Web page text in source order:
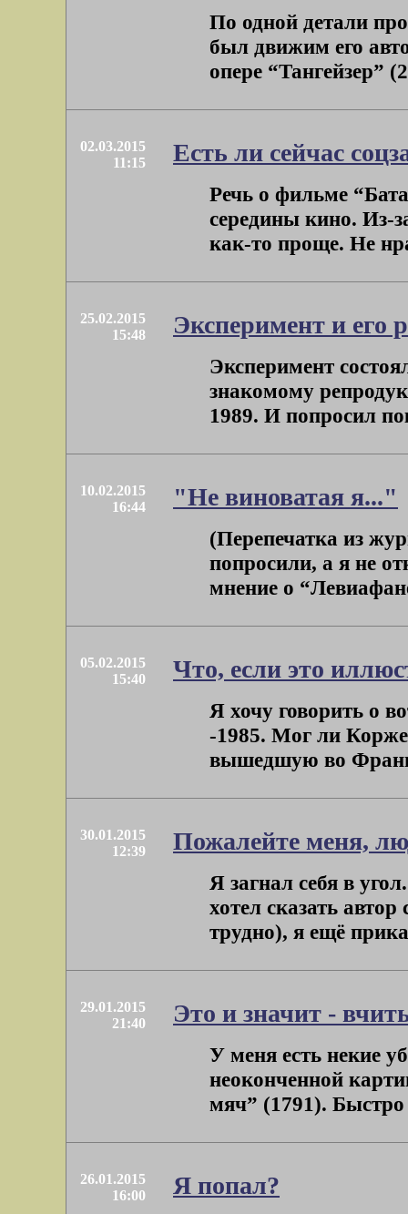
По одной детали
был движим его
опере “Тангейзер”
02.03.2015
11:15
Есть ли сейчас
Речь о фильме
середины кино. Из-
как-то проще. Не
25.02.2015
15:48
Эксперимент и его
Эксперимент
знакомому
1989. И попросил
10.02.2015
16:44
"Не виноватая я..."
(Перепечатка из
попросили, а я не
мнение о
05.02.2015
15:40
Что, если это
Я хочу говорить о
-1985. Мог ли
вышедшую во
30.01.2015
12:39
Пожалейте меня,
Я загнал себя в
хотел сказать
трудно), я ещё
29.01.2015
21:40
Это и значит -
У меня есть некие
неоконченной
мяч” (1791). Быстро
26.01.2015
16:00
Я попал?